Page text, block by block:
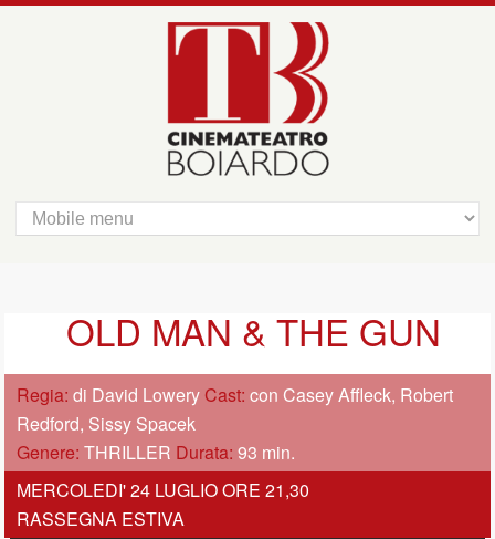
OLD MAN & THE GUN
Regia:di David Lowery Cast:con Casey Affleck, Robert
Redford, Sissy Spacek
Genere:THRILLER Durata:93 min.
MERCOLEDI' 24 LUGLIO ORE 21,30
RASSEGNA ESTIVA